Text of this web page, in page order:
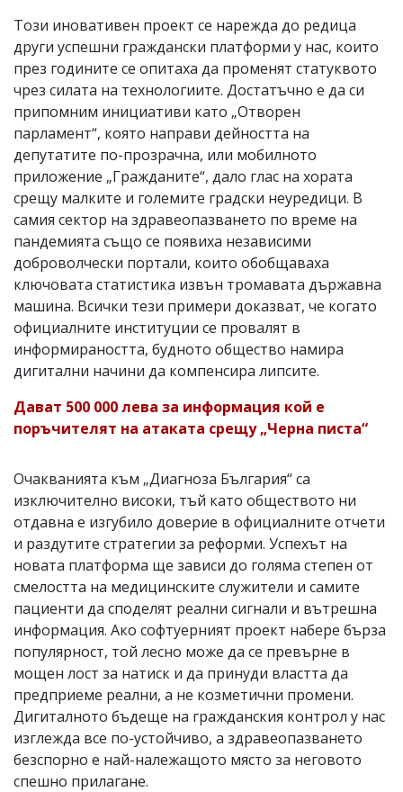
Този иновативен проект се нарежда до редица
други успешни граждански платформи у нас, които
през годините се опитаха да променят статуквото
чрез силата на технологиите. Достатъчно е да си
припомним инициативи като „Отворен
парламент“, която направи дейността на
депутатите по-прозрачна, или мобилното
приложение „Гражданите“, дало глас на хората
срещу малките и големите градски неуредици. В
самия сектор на здравеопазването по време на
пандемията също се появиха независими
доброволчески портали, които обобщаваха
ключовата статистика извън тромавата държавна
машина. Всички тези примери доказват, че когато
официалните институции се провалят в
информираността, будното общество намира
дигитални начини да компенсира липсите.
Дават 500 000 лева за информация кой е
поръчителят на атаката срещу „Черна писта“
Очакванията към „Диагноза България“ са
изключително високи, тъй като обществото ни
отдавна е изгубило доверие в официалните отчети
и раздутите стратегии за реформи. Успехът на
новата платформа ще зависи до голяма степен от
смелостта на медицинските служители и самите
пациенти да споделят реални сигнали и вътрешна
информация. Ако софтуерният проект набере бърза
популярност, той лесно може да се превърне в
мощен лост за натиск и да принуди властта да
предприеме реални, а не козметични промени.
Дигиталното бъдеще на гражданския контрол у нас
изглежда все по-устойчиво, а здравеопазването
безспорно е най-належащото място за неговото
спешно прилагане.